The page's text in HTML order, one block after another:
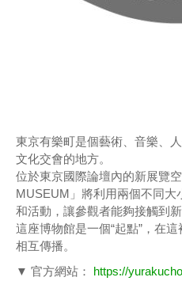
東京有樂町是個藝術、音樂、
文化交會的地方。
位於東京國際論壇內的新展覽
MUSEUM」將利用兩個不同大
和活動，讓參觀者能夠接觸到
這座博物館是一個“起點”，在
相互傳播。
▼ 官方網站： https://